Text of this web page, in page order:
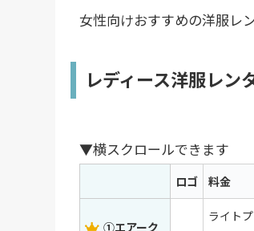
女性向けおすすめの洋服レ
レディース洋服レン
▼横スクロールできます
ロゴ 料金
①エアーク
ライト